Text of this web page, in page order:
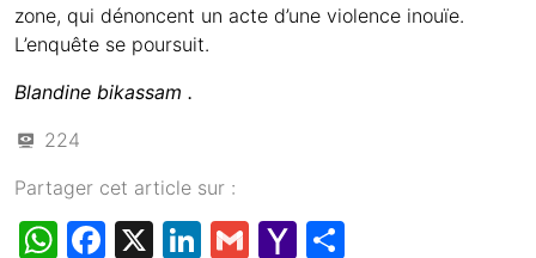
zone, qui dénoncent un acte d’une violence inouïe.
L’enquête se poursuit.
Blandine bikassam .
224
Partager cet article sur :
W F
X
Li G
Y